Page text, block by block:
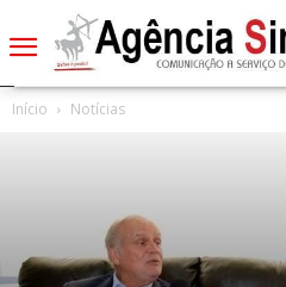
Início Notícias